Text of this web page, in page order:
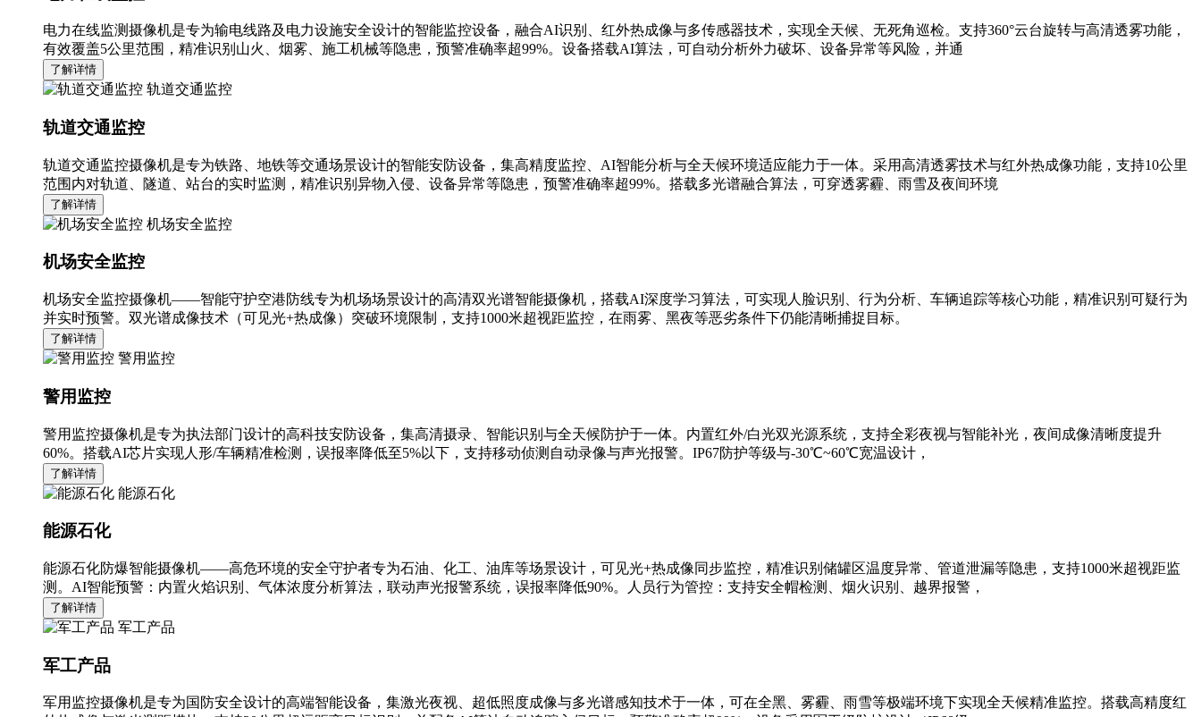
电力在线监测摄像机是专为输电线路及电力设施安全设计的智能监控设备，融合AI识别、红外热成像与多传感器技术，实现全天候、无死角巡检。支持360°云台旋转与高清透雾功能，
有效覆盖5公里范围，精准识别山火、烟雾、施工机械等隐患，预警准确率超99%。设备搭载AI算法，可自动分析外力破坏、设备异常等风险，并通
了解详情
轨道交通监控
轨道交通监控
轨道交通监控摄像机是专为铁路、地铁等交通场景设计的智能安防设备，集高精度监控、AI智能分析与全天候环境适应能力于一体。采用高清透雾技术与红外热成像功能，支持10公里
范围内对轨道、隧道、站台的实时监测，精准识别异物入侵、设备异常等隐患，预警准确率超99%。搭载多光谱融合算法，可穿透雾霾、雨雪及夜间环境
了解详情
机场安全监控
机场安全监控
机场安全监控摄像机——智能守护空港防线专为机场场景设计的高清双光谱智能摄像机，搭载AI深度学习算法，可实现人脸识别、行为分析、车辆追踪等核心功能，精准识别可疑行为
并实时预警。双光谱成像技术（可见光+热成像）突破环境限制，支持1000米超视距监控，在雨雾、黑夜等恶劣条件下仍能清晰捕捉目标。
了解详情
警用监控
警用监控
警用监控摄像机是专为执法部门设计的高科技安防设备，集高清摄录、智能识别与全天候防护于一体。内置红外/白光双光源系统，支持全彩夜视与智能补光，夜间成像清晰度提升
60%。搭载AI芯片实现人形/车辆精准检测，误报率降低至5%以下，支持移动侦测自动录像与声光报警。IP67防护等级与-30℃~60℃宽温设计，
了解详情
能源石化
能源石化
能源石化防爆智能摄像机——高危环境的安全守护者专为石油、化工、油库等场景设计，可见光+热成像同步监控，精准识别储罐区温度异常、管道泄漏等隐患，支持1000米超视距监
测。AI智能预警：内置火焰识别、气体浓度分析算法，联动声光报警系统，误报率降低90%。人员行为管控：支持安全帽检测、烟火识别、越界报警，
了解详情
军工产品
军工产品
军用监控摄像机是专为国防安全设计的高端智能设备，集激光夜视、超低照度成像与多光谱感知技术于一体，可在全黑、雾霾、雨雪等极端环境下实现全天候精准监控。搭载高精度红